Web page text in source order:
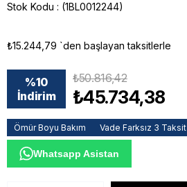
Stok Kodu (1BL0012244)
₺15.244,79 `den başlayan taksitlerle
%10
İndirim
₺50.816,42
₺45.734,38
Ömür Boyu Bakım Vade Farksız 3 Taksit
Whatsapp Asistan